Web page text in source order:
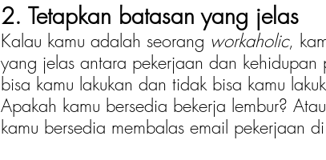
2. Tetapkan batasan yang jelas
Kalau kamu adalah seorang workaholic,
yang jelas antara pekerjaan dan
bisa kamu lakukan dan tidak bisa kamu
Apakah kamu bersedia bekerja lembur?
kamu bersedia membalas email pekerjaan